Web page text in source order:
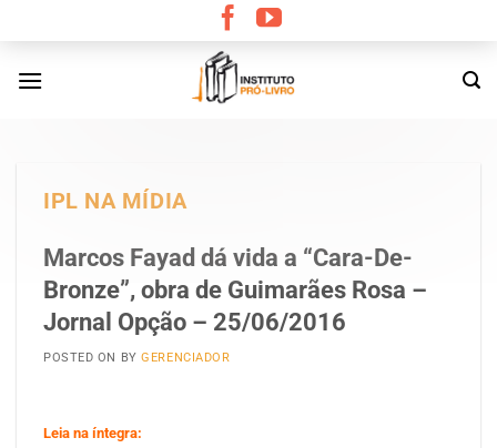
content
IPL NA MÍDIA
Marcos Fayad dá vida a “Cara-De-
Bronze”, obra de Guimarães Rosa –
Jornal Opção – 25/06/2016
POSTED ON BYGERENCIADOR
Leia na íntegra: